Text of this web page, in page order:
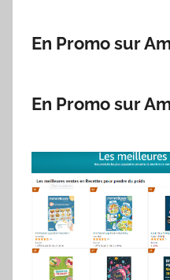
En Promo sur
En Promo sur